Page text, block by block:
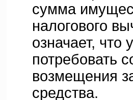
сумма
налогового
означает, что
потребовать
возмещения
средства.